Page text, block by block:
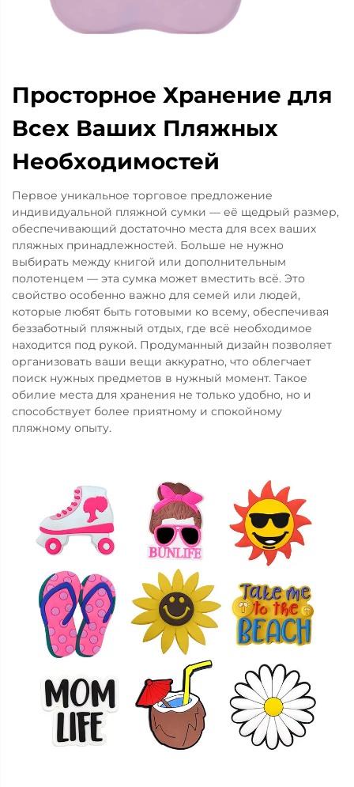
Просторное Хранение для
Всех Ваших Пляжных
Необходимостей
Первое уникальное торговое предложение
индивидуальной пляжной сумки — её щедрый размер,
обеспечивающий достаточно места для всех ваших
пляжных принадлежностей. Больше не нужно
выбирать между книгой или дополнительным
полотенцем — эта сумка может вместить всё. Это
свойство особенно важно для семей или людей,
которые любят быть готовыми ко всему, обеспечивая
беззаботный пляжный отдых, где всё необходимое
находится под рукой. Продуманный дизайн позволяет
организовать ваши вещи аккуратно, что облегчает
поиск нужных предметов в нужный момент. Такое
обилие места для хранения не только удобно, но и
способствует более приятному и спокойному
пляжному опыту.